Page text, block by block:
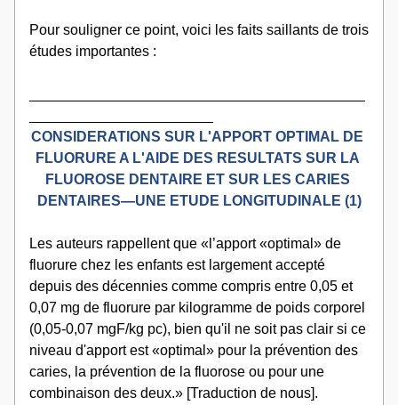
Pour souligner ce point, voici les faits saillants de trois
études importantes :
CONSIDERATIONS SUR L'APPORT OPTIMAL DE
FLUORURE A L'AIDE DES RESULTATS SUR LA
FLUOROSE DENTAIRE ET SUR LES CARIES
DENTAIRES—UNE ETUDE LONGITUDINALE (1)
Les auteurs rappellent que «l’apport «optimal» de
fluorure chez les enfants est largement accepté
depuis des décennies comme compris entre 0,05 et
0,07 mg de fluorure par kilogramme de poids corporel
(0,05-0,07 mgF/kg pc), bien qu'il ne soit pas clair si ce
niveau d'apport est «optimal» pour la prévention des
caries, la prévention de la fluorose ou pour une
combinaison des deux.» [Traduction de nous].